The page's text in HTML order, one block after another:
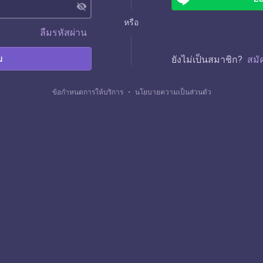
visibility_off
ลืมรหัสผ่าน
หรือ
ยังไม่เป็นสมาชิก? สมั
ข้อกำหนดการให้บริการ ・ นโยบายความเป็นส่วนตัว